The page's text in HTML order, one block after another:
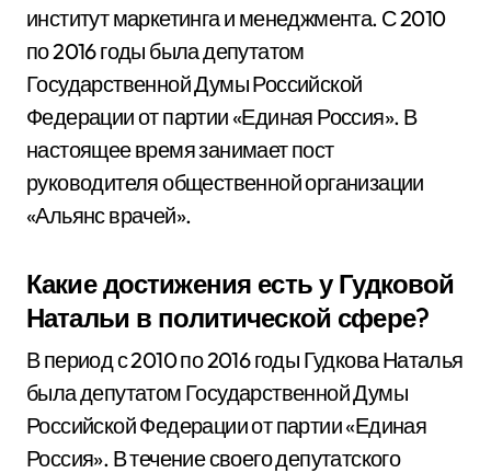
институт маркетинга и менеджмента. С 2010
по 2016 годы была депутатом
Государственной Думы Российской
Федерации от партии «Единая Россия». В
настоящее время занимает пост
руководителя общественной организации
«Альянс врачей».
Какие достижения есть у Гудковой
Натальи в политической сфере?
В период с 2010 по 2016 годы Гудкова Наталья
была депутатом Государственной Думы
Российской Федерации от партии «Единая
Россия». В течение своего депутатского